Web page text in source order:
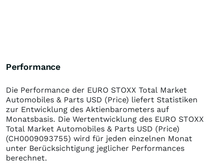
Performance
Die Performance der EURO STOXX Total Market
Automobiles & Parts USD (Price) liefert Statistiken
zur Entwicklung des Aktienbarometers auf
Monatsbasis. Die Wertentwicklung des EURO STOXX
Total Market Automobiles & Parts USD (Price)
(CH0009093755) wird für jeden einzelnen Monat
unter Berücksichtigung jeglicher Performances
berechnet.